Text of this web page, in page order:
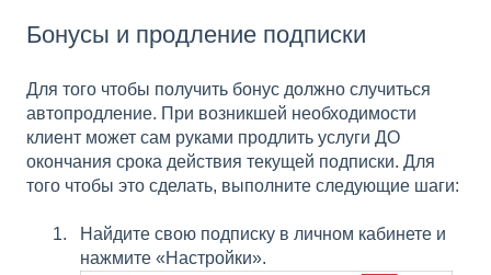
Бонусы и продление подписки
Для того чтобы получить бонус должно случиться
автопродление. При возникшей необходимости
клиент может сам руками продлить услуги ДО
окончания срока действия текущей подписки. Для
того чтобы это сделать, выполните следующие шаги:
Найдите свою подписку в личном кабинете и
нажмите «Настройки».